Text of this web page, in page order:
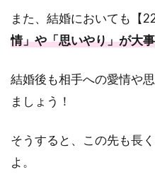
また、結婚においても【
情」や「思いやり」が大事
結婚後も相手への愛情や
ましょう！
そうすると、この先も長
よ。